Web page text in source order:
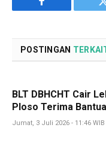
Facebook
POSTINGAN
BLT DBHCHT Cair
Ploso Terima
Jumat, 3 Juli 2026 - 11:46 WIB